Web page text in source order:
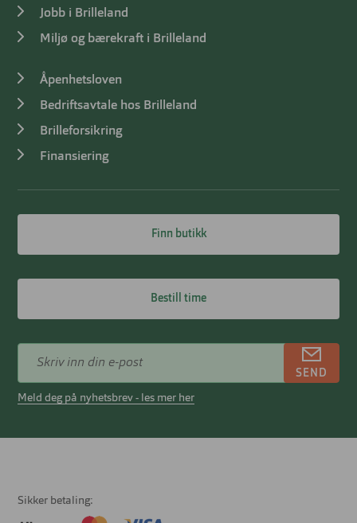
Jobb i Brilleland
Miljø og bærekraft i Brilleland
Åpenhetsloven
Bedriftsavtale hos Brilleland
Brilleforsikring
Finansiering
Finn butikk
Bestill time
SEND
Meld deg på nyhetsbrev - les mer her
Sikker betaling